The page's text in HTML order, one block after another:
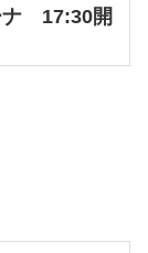
ナ 17:30開